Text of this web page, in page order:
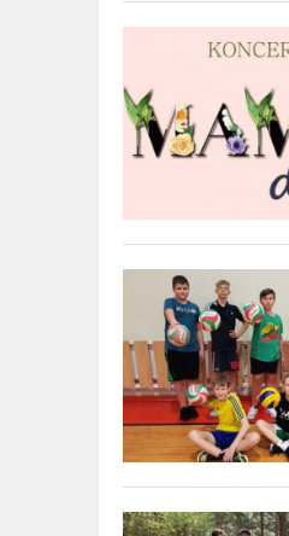
dienai
Sveikiname!
Kroso